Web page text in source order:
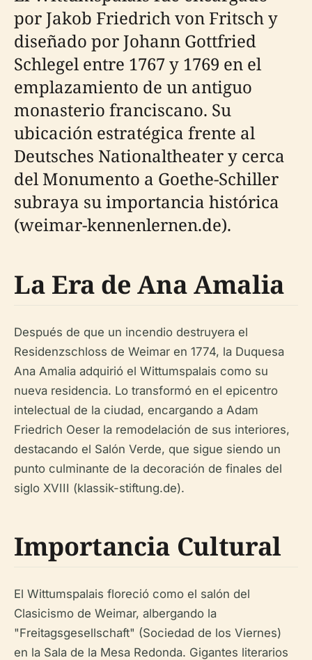
por Jakob Friedrich von Fritsch y
diseñado por Johann Gottfried
Schlegel entre 1767 y 1769 en el
emplazamiento de un antiguo
monasterio franciscano. Su
ubicación estratégica frente al
Deutsches Nationaltheater y cerca
del Monumento a Goethe-Schiller
subraya su importancia histórica
(weimar-kennenlernen.de).
La Era de Ana Amalia
Después de que un incendio destruyera el
Residenzschloss de Weimar en 1774, la Duquesa
Ana Amalia adquirió el Wittumspalais como su
nueva residencia. Lo transformó en el epicentro
intelectual de la ciudad, encargando a Adam
Friedrich Oeser la remodelación de sus interiores,
destacando el Salón Verde, que sigue siendo un
punto culminante de la decoración de finales del
siglo XVIII (klassik-stiftung.de).
Importancia Cultural
El Wittumspalais floreció como el salón del
Clasicismo de Weimar, albergando la
"Freitagsgesellschaft" (Sociedad de los Viernes)
en la Sala de la Mesa Redonda. Gigantes literarios